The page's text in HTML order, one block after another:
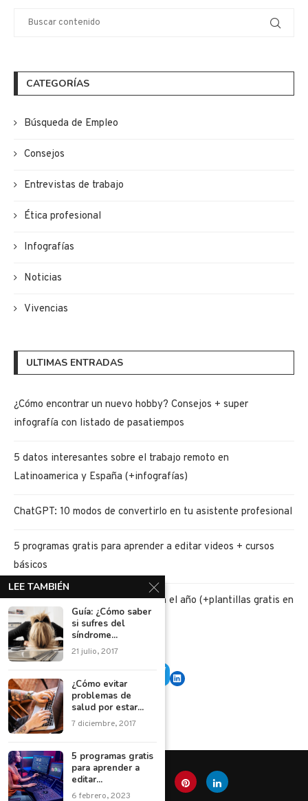
CATEGORÍAS
Búsqueda de Empleo
Consejos
Entrevistas de trabajo
Ética profesional
Infografías
Noticias
Vivencias
ULTIMAS ENTRADAS
¿Cómo encontrar un nuevo hobby? Consejos + super
infografía con listado de pasatiempos
5 datos interesantes sobre el trabajo remoto en
Latinoamerica y España (+infografías)
ChatGPT: 10 modos de convertirlo en tu asistente profesional
5 programas gratis para aprender a editar videos + cursos
básicos
5 retos de ahorro para iniciar bien el año (+plantillas gratis en
PDF)
LEE TAMBIÉN
Guía: ¿Cómo saber
si sufres del
síndrome...
21 julio, 2017
¿Cómo evitar
problemas de
salud por estar...
7 diciembre, 2017
5 programas gratis
para aprender a
editar...
6 febrero, 2023